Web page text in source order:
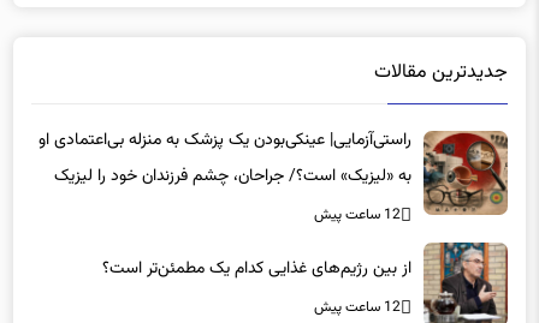
جدیدترین مقالات
راستی‌آزمایی| عینکی‌بودن یک پزشک به منزله بی‌اعتمادی او
به «لیزیک» است؟/ جراحان، چشم فرزندان خود را لیزیک
می‌کنند؟
12 ساعت پیش
از بین رژیم‌های غذایی کدام یک مطمئن‌تر است؟‌
12 ساعت پیش